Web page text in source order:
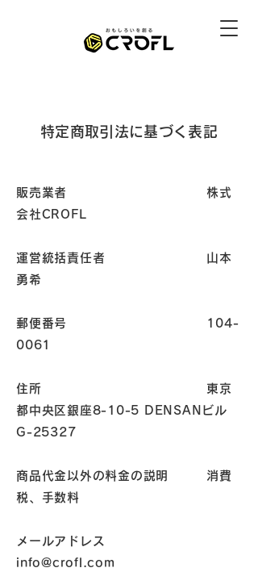
特定商取引法に基づく表記
販売業者 株式
会社CROFL
運営統括責任者 山本
勇希
郵便番号 104-
0061
住所 東京
都中央区銀座8-10-5 DENSANビル
G-25327
商品代金以外の料金の説明 消費
税、手数料
メールアドレス
info@crofl.com